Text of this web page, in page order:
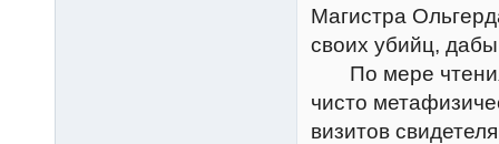
Магистра
своих убийц,
По мере чтения
чисто
визитов